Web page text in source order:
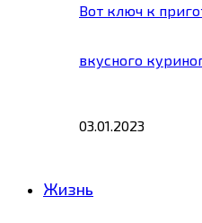
Вот ключ к
вкусного
03.01.2023
Жизнь